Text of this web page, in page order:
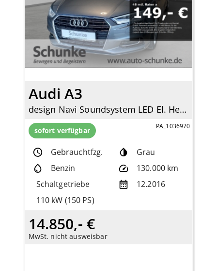
Audi A3
design Navi Soundsystem LED El. Heckklappe 2-Zonen-Klimaautom SHZ Totwinkelassistent
sofort verfügbar PA_1036970
Gebrauchtfzg.
Grau
Benzin
130.000 km
Schaltgetriebe
12.2016
110 kW (150 PS)
14.850,- €
MwSt. nicht ausweisbar